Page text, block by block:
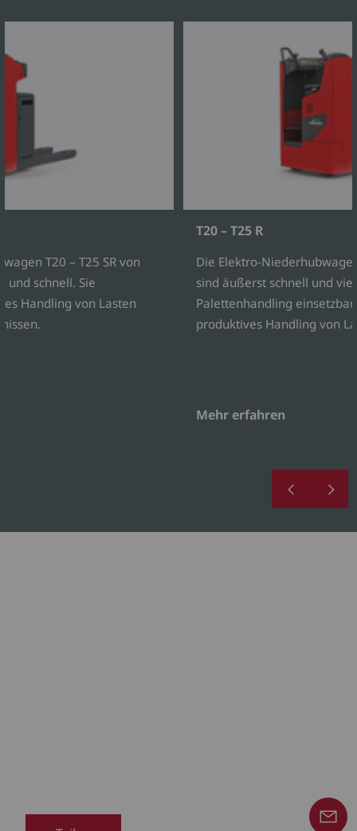
T20 – T25 SR von
und schnell. Sie
Handling von Lasten
T20 – T25 R
Die Elektro-
sind äußerst schnell und
Palettenhandling
produktives Handling von
Mehr erfahren